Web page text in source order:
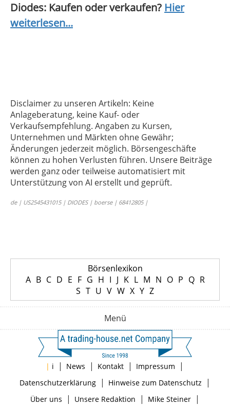
Diodes: Kaufen oder verkaufen? Hier
weiterlesen...
Disclaimer zu unseren Artikeln: Keine
Anlageberatung, keine Kauf- oder
Verkaufsempfehlung. Angaben zu Kursen,
Unternehmen und Märkten ohne Gewähr;
Änderungen jederzeit möglich. Börsengeschäfte
können zu hohen Verlusten führen. Unsere Beiträge
werden ganz oder teilweise automatisiert mit
Unterstützung von AI erstellt und geprüft.
de | US2545431015 | DIODES | boerse | 68412805 |
Börsenlexikon
A B C D E F G H I J K L M N O P Q R
S T U V W X Y Z
Menü
| i | News | Kontakt | Impressum |
Datenschutzerklärung| Hinweise zum Datenschutz |
Über uns | Unsere Redaktion | Mike Steiner|